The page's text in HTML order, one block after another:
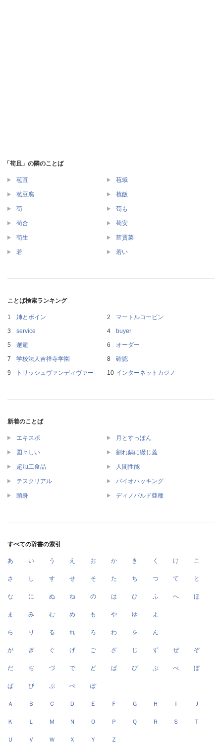
「苟且」の隣のことば
苞苴 苞蛾
苞豆腐 苞飯
苟 苟も
苟合 苟安
苟生 苣賈菜
若 若い
ことば検索ランキング
姉とボイン
マートルコービン
service
buyer
邂逅
オーダー
学校法人吉祥寺学園
確認
トリッシュヴァンディヴァー
インターネットカジノ
新着のことば
エキスポ 月とすっぽん
図々しい 割れ鍋に綴じ蓋
超加工食品 人間性能
テスクリアル バイオハッキング
頭身 ディノバルド亜種
すべての辞書の索引
あ い う え お か き く け こ
さ し す せ そ た ち つ て と
な に ぬ ね の は ひ ふ へ ほ
ま み む め も や ゆ よ
ら り る れ ろ わ を ん
が ぎ ぐ げ ご ざ じ ず ぜ ぞ
だ ぢ づ で ど ば び ぶ べ ぼ
ぱ ぴ ぷ ぺ ぽ
Ａ Ｂ Ｃ Ｄ Ｅ Ｆ Ｇ Ｈ Ｉ Ｊ
Ｋ Ｌ Ｍ Ｎ Ｏ Ｐ Ｑ Ｒ Ｓ Ｔ
Ｕ Ｖ Ｗ Ｘ Ｙ Ｚ